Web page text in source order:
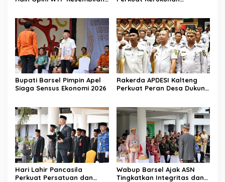
Bupati Barsel Pimpin Apel
Siaga Sensus Ekonomi 2026
Rakerda APDESI Kalteng
Perkuat Peran Desa Dukung
Hari Lahir Pancasila
Perkuat Persatuan dan
Wabup Barsel Ajak ASN
Tingkatkan Integritas dan